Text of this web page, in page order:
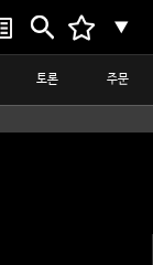
▼
토론 주문